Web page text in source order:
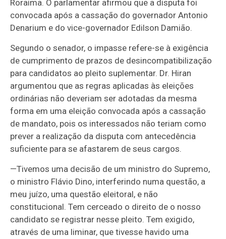
Roraima. O parlamentar afirmou que a disputa foi
convocada após a cassação do governador Antonio
Denarium e do vice-governador Edilson Damião.
Segundo o senador, o impasse refere-se à exigência
de cumprimento de prazos de desincompatibilização
para candidatos ao pleito suplementar. Dr. Hiran
argumentou que as regras aplicadas às eleições
ordinárias não deveriam ser adotadas da mesma
forma em uma eleição convocada após a cassação
de mandato, pois os interessados não teriam como
prever a realização da disputa com antecedência
suficiente para se afastarem de seus cargos.
—Tivemos uma decisão de um ministro do Supremo,
o ministro Flávio Dino, interferindo numa questão, a
meu juízo, uma questão eleitoral, e não
constitucional. Tem cerceado o direito de o nosso
candidato se registrar nesse pleito. Tem exigido,
através de uma liminar, que tivesse havido uma